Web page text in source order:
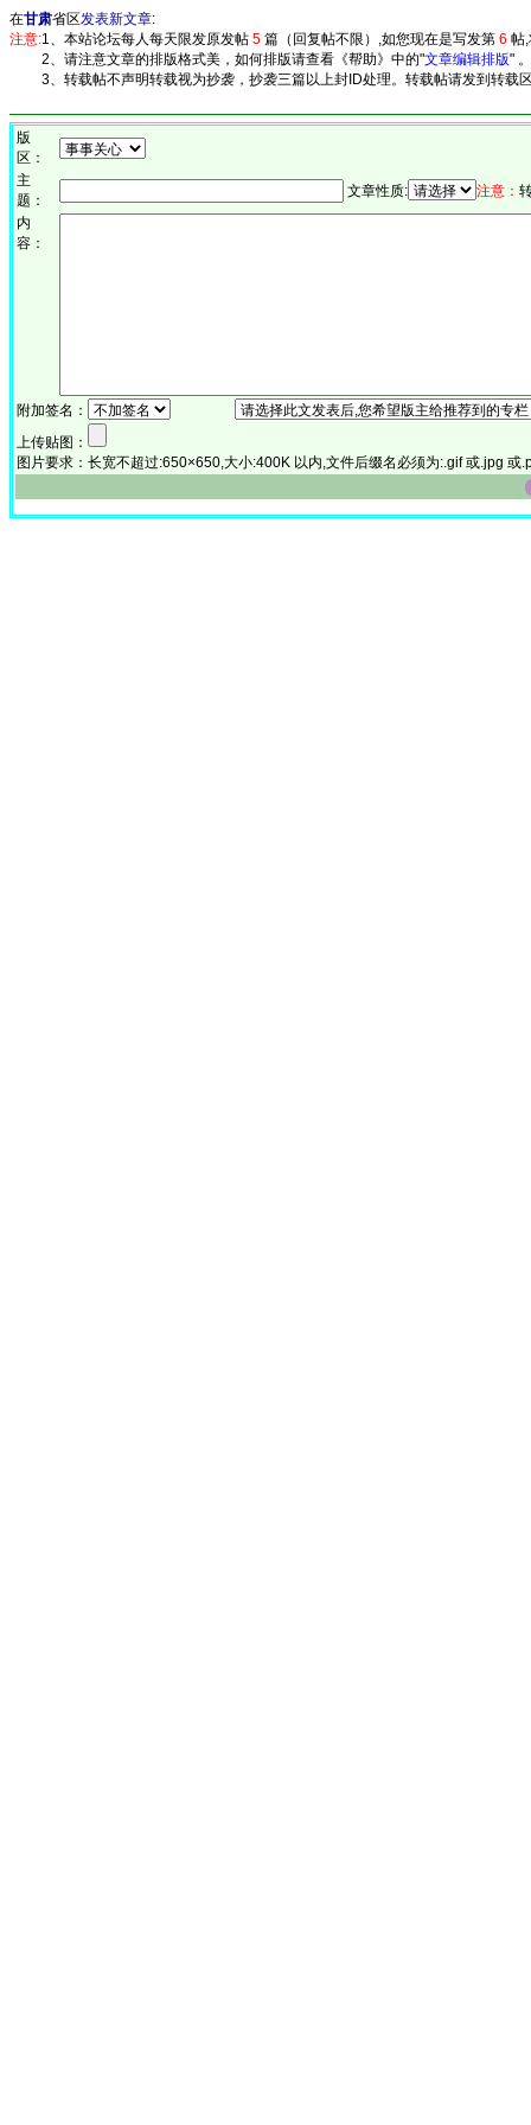
在甘肃省区发表新文章:
注意:1、本站论坛每人每天限发原发帖 5 篇（回复帖不限）,如您现在是写发第 6 帖
2、请注意文章的排版格式美，如何排版请查看《帮助》中的"文章编辑排版" 。
3、转载帖不声明转载视为抄袭，抄袭三篇以上封ID处理。转载帖请发到转载
版
区：
主
题：
文章性质: 注意：
内
容：
附加签名：
上传贴图：
图片要求：长宽不超过:650×650,大小:400K 以内,文件后缀名必须为:.gif 或.jpg 或